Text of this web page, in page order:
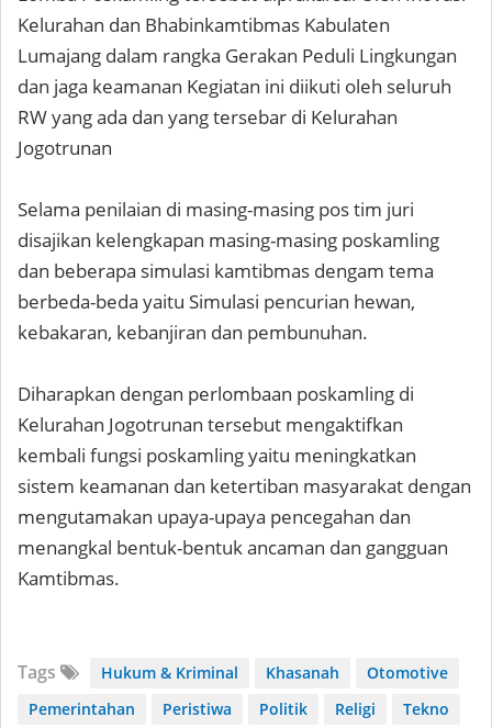
Kelurahan dan Bhabinkamtibmas Kabulaten
Lumajang dalam rangka Gerakan Peduli Lingkungan
dan jaga keamanan Kegiatan ini diikuti oleh seluruh
RW yang ada dan yang tersebar di Kelurahan
Jogotrunan
Selama penilaian di masing-masing pos tim juri
disajikan kelengkapan masing-masing poskamling
dan beberapa simulasi kamtibmas dengam tema
berbeda-beda yaitu Simulasi pencurian hewan,
kebakaran, kebanjiran dan pembunuhan.
Diharapkan dengan perlombaan poskamling di
Kelurahan Jogotrunan tersebut mengaktifkan
kembali fungsi poskamling yaitu meningkatkan
sistem keamanan dan ketertiban masyarakat dengan
mengutamakan upaya-upaya pencegahan dan
menangkal bentuk-bentuk ancaman dan gangguan
Kamtibmas.
Tags Hukum & Kriminal Khasanah
Otomotive
Pemerintahan
Peristiwa Politik Religi
Tekno